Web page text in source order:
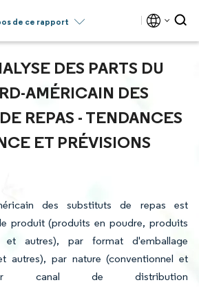
de ce rapport
DES PARTS DU
AMÉRICAIN DES
REPAS - TENDANCES
ET PRÉVISIONS
des substituts de repas est
produit (produits en poudre, produits
et autres), par format d'emballage
autres), par nature (conventionnel et
canal de distribution